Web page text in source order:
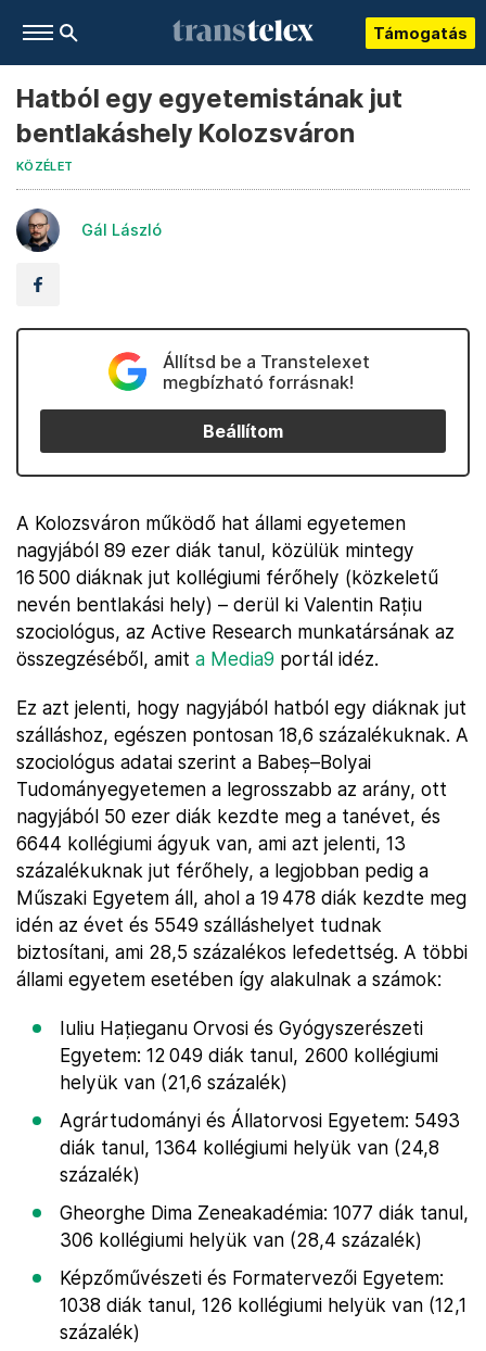
Támogatás
Hatból egy egyetemistának jut
bentlakáshely Kolozsváron
KÖZÉLET
Gál László
Állítsd be a Transtelexet
megbízható forrásnak!
Beállítom
A Kolozsváron működő hat állami egyetemen
nagyjából 89 ezer diák tanul, közülük mintegy
16 500 diáknak jut kollégiumi férőhely (közkeletű
nevén bentlakási hely) – derül ki Valentin Rațiu
szociológus, az Active Research munkatársának az
összegzéséből, amit a Media9 portál idéz.
Ez azt jelenti, hogy nagyjából hatból egy diáknak jut
szálláshoz, egészen pontosan 18,6 százalékuknak. A
szociológus adatai szerint a Babeș–Bolyai
Tudományegyetemen a legrosszabb az arány, ott
nagyjából 50 ezer diák kezdte meg a tanévet, és
6644 kollégiumi ágyuk van, ami azt jelenti, 13
százalékuknak jut férőhely, a legjobban pedig a
Műszaki Egyetem áll, ahol a 19 478 diák kezdte meg
idén az évet és 5549 szálláshelyet tudnak
biztosítani, ami 28,5 százalékos lefedettség. A többi
állami egyetem esetében így alakulnak a számok:
Iuliu Hațieganu Orvosi és Gyógyszerészeti
Egyetem: 12 049 diák tanul, 2600 kollégiumi
helyük van (21,6 százalék)
Agrártudományi és Állatorvosi Egyetem: 5493
diák tanul, 1364 kollégiumi helyük van (24,8
százalék)
Gheorghe Dima Zeneakadémia: 1077 diák tanul,
306 kollégiumi helyük van (28,4 százalék)
Képzőművészeti és Formatervezői Egyetem:
1038 diák tanul, 126 kollégiumi helyük van (12,1
százalék)